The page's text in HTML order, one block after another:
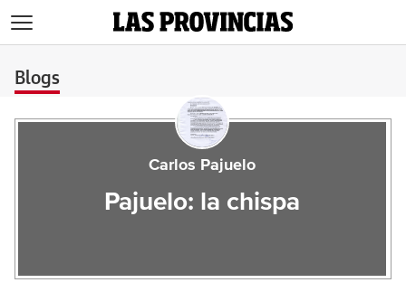
Blogs
Carlos Pajuelo
Pajuelo: la chispa